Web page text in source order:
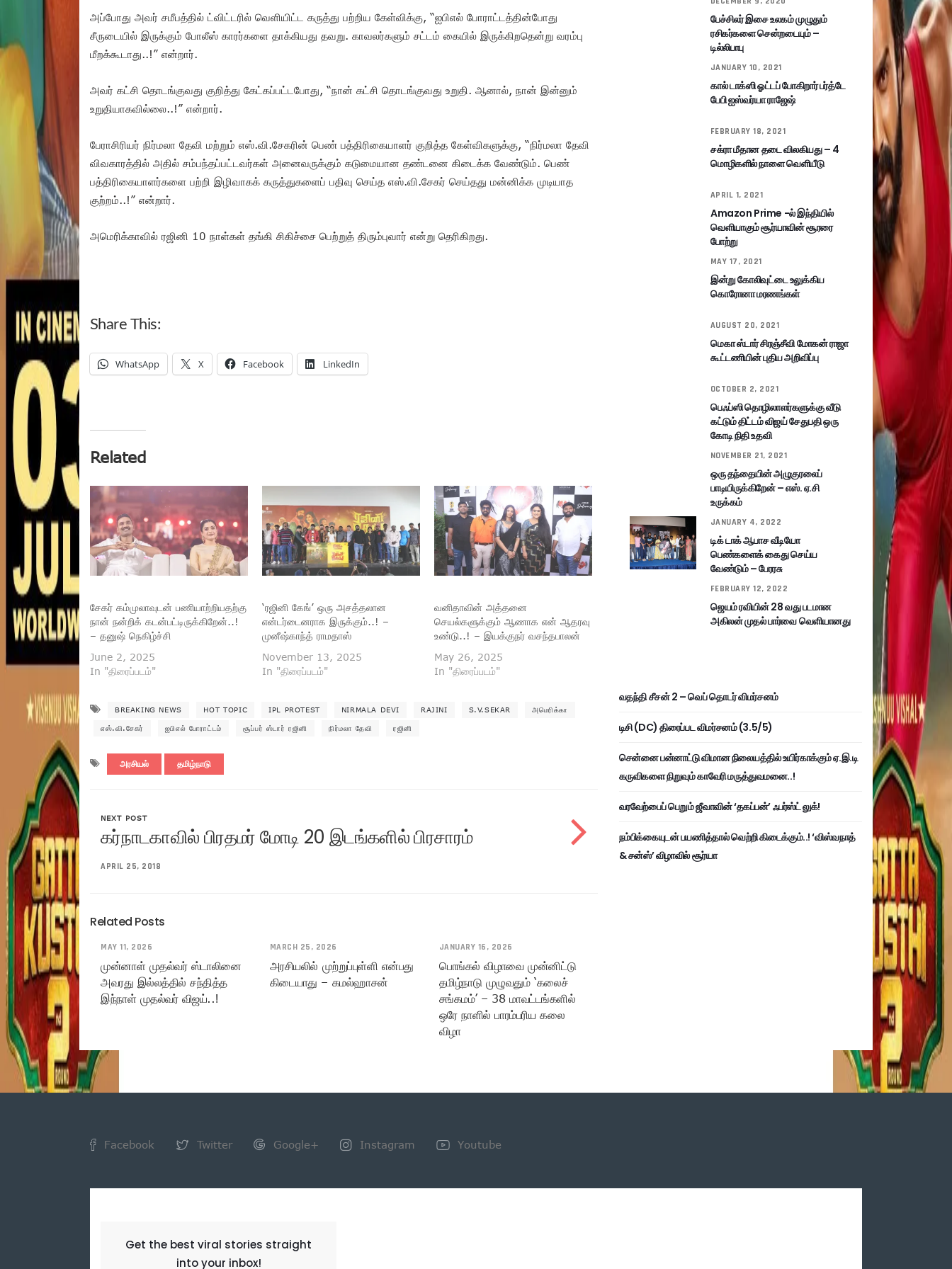
அப்போது அவர் சமீபத்தில் ட்விட்டரில் வெளியிட்ட கருத்து பற்றிய கேள்விக்கு, “ஐபிஎல் போராட்டத்தின்போது
சீருடையில் இருக்கும் போலீஸ் காரர்களை தாக்கியது தவறு. காவலர்களும் சட்டம் கையில் இருக்கிறதென்று வரம்பு
மீறக்கூடாது..!” என்றார்.
அவர் கட்சி தொடங்குவது குறித்து கேட்கப்பட்டபோது, “நான் கட்சி தொடங்குவது உறுதி. ஆனால், நான் இன்னும்
உறுதியாகவில்லை..!” என்றார்.
பேராசிரியர் நிர்மலா தேவி மற்றும் எஸ்.வி.சேகரின் பெண் பத்திரிகையாளர் குறித்த கேள்விகளுக்கு, “நிர்மலா தேவி
விவகாரத்தில் அதில் சம்பந்தப்பட்டவர்கள் அனைவருக்கும் கடுமையான தண்டனை கிடைக்க வேண்டும். பெண்
பத்திரிகையாளர்களை பற்றி இழிவாகக் கருத்துகளைப் பதிவு செய்த எஸ்.வி.சேகர் செய்தது மன்னிக்க முடியாத
குற்றம்..!” என்றார்.
அமெரிக்காவில் ரஜினி 10 நாள்கள் தங்கி சிகிச்சை பெற்றுத் திரும்புவார் என்று தெரிகிறது.
Share This:
WhatsApp X Facebook LinkedIn
Related
சேகர் கம்முலாவுடன் பணியாற்றியதற்கு
நான் நன்றிக் கடன்பட்டிருக்கிறேன்..!
– தனுஷ் நெகிழ்ச்சி
June 2, 2025
In "திரைப்படம்"
‘ரஜினி கேங்’ ஒரு அசத்தலான
என்டர்டைனராக இருக்கும்..! –
முனீஷ்காந்த் ராமதாஸ்
November 13, 2025
In "திரைப்படம்"
வனிதாவின் அத்தனை
செயல்களுக்கும் ஆணாக என் ஆதரவு
உண்டு..! – இயக்குநர் வசந்தபாலன்
May 26, 2025
In "திரைப்படம்"
BREAKING NEWS HOT TOPIC IPL PROTEST NIRMALA DEVI RAJINI S.V.SEKAR அமெரிக்கா
எஸ்.வி.சேகர் ஐபிஎல் போராட்டம் சூப்பர் ஸ்டார் ரஜினி நிர்மலா தேவி ரஜினி
அரசியல் தமிழ்நாடு
NEXT POST
கர்நாடகாவில் பிரதமர் மோடி 20 இடங்களில் பிரசாரம்
APRIL 25, 2018
Related Posts
MAY 11, 2026
முன்னாள் முதல்வர் ஸ்டாலினை
அவரது இல்லத்தில் சந்தித்த
இந்நாள் முதல்வர் விஜய்..!
MARCH 25, 2026
அரசியலில் முற்றுப்புள்ளி என்பது
கிடையாது – கமல்ஹாசன்
JANUARY 16, 2026
பொங்கல் விழாவை முன்னிட்டு
தமிழ்நாடு முழுவதும் ‘கலைச்
சங்கமம்’ – 38 மாவட்டங்களில்
ஒரே நாளில் பாரம்பரிய கலை
விழா
பேச்சிலர் இசை உலகம் முழுதும்
ரசிகர்களை சென்றடையும் –
டில்லிபாபு
JANUARY 10, 2021
கால் டாக்ஸி ஓட்டப் போகிறார் பர்த்டே
பேபி ஐஸ்வர்யா ராஜேஷ்
FEBRUARY 18, 2021
சக்ரா மீதான தடை விலகியது – 4
மொழிகளில் நாளை வெளியீடு
APRIL 1, 2021
Amazon Prime -ல் இந்தியில்
வெளியாகும் சூர்யாவின் சூரரை
போற்று
MAY 17, 2021
இன்று கோலிவுட்டை உலுக்கிய
கொரோனா மரணங்கள்
AUGUST 20, 2021
மெகா ஸ்டார் சிரஞ்சீவி மோகன் ராஜா
கூட்டணியின் புதிய அறிவிப்பு
OCTOBER 2, 2021
பெஃப்ஸி தொழிலாளர்களுக்கு வீடு
கட்டும் திட்டம் விஜய் சேதுபதி ஒரு
கோடி நிதி உதவி
NOVEMBER 21, 2021
ஒரு தந்தையின் அழுகுரலைப்
பாடியிருக்கிறேன் – எஸ். ஏ.சி
உருக்கம்
JANUARY 4, 2022
டிக் டாக் ஆபாச வீடியோ
பெண்களைக் கைது செய்ய
வேண்டும் – பேரரசு
FEBRUARY 12, 2022
ஜெயம் ரவியின் 28 வது படமான
அகிலன் முதல் பார்வை வெளியானது
வதந்தி சீசன் 2 – வெப் தொடர் விமர்சனம்
டிசி (DC) திரைப்பட விமர்சனம் (3.5/5)
சென்னை பன்னாட்டு விமான நிலையத்தில் உயிர்காக்கும் ஏ.இ.டி
கருவிகளை நிறுவும் காவேரி மருத்துவமனை..!
வரவேற்பைப் பெறும் ஜீவாவின் ‘தகப்பன்’ ஃபர்ஸ்ட் லுக்!
நம்பிக்கையுடன் பயணித்தால் வெற்றி கிடைக்கும்..! ‘விஸ்வநாத்
& சன்ஸ்’ விழாவில் சூர்யா
Facebook Twitter Google+ Instagram Youtube
Get the best viral stories straight
into your inbox!